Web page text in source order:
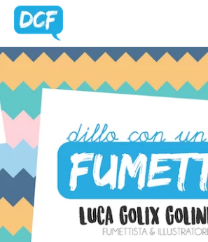
Home
Chi Sono
Regali Creativi
Lavora con me
Portfolio
Blog
Contatti